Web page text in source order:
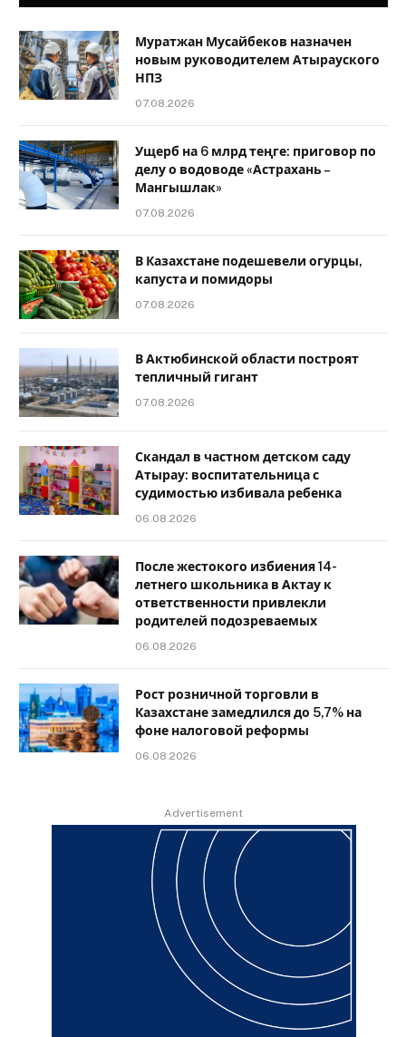
Муратжан Мусайбеков назначен
новым руководителем Атырауского
НПЗ
07.08.2026
Ущерб на 6 млрд теңге: приговор по
делу о водоводе «Астрахань –
Мангышлак»
07.08.2026
В Казахстане подешевели огурцы,
капуста и помидоры
07.08.2026
В Актюбинской области построят
тепличный гигант
07.08.2026
Скандал в частном детском саду
Атырау: воспитательница с
судимостью избивала ребенка
06.08.2026
После жестокого избиения 14-
летнего школьника в Актау к
ответственности привлекли
родителей подозреваемых
06.08.2026
Рост розничной торговли в
Казахстане замедлился до 5,7% на
фоне налоговой реформы
06.08.2026
Advertisement